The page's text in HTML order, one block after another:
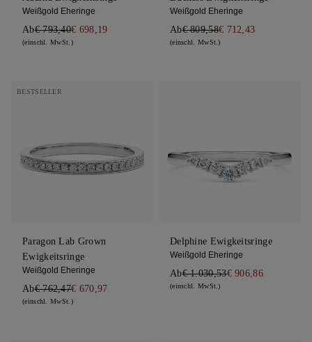
Weißgold Eheringe
Ab€ 793,40€ 698,19
(einschl. MwSt.)
Weißgold Eheringe
Ab€ 809,58€ 712,43
(einschl. MwSt.)
BESTSELLER
Paragon Lab Grown
Ewigkeitsringe
Weißgold Eheringe
Ab€ 762,47€ 670,97
(einschl. MwSt.)
Delphine Ewigkeitsringe
Weißgold Eheringe
Ab€ 1.030,53€ 906,86
(einschl. MwSt.)